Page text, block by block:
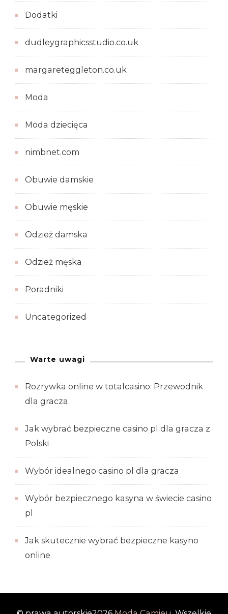
Dodatki
dudleygraphicsstudio.co.uk
margareteggleton.co.uk
Moda
Moda dziecięca
nimbnet.com
Obuwie damskie
Obuwie męskie
Odzież damska
Odzież męska
Poradniki
Uncategorized
Warte uwagi
Rozrywka online w totalcasino: Przewodnik
dla gracza
Jak wybrać bezpieczne casino pl dla gracza z
Polski
Wybór idealnego casino pl dla gracza
Wybór bezpiecznego kasyna w świecie casino
pl
Jak skutecznie wybrać bezpieczne kasyno
online